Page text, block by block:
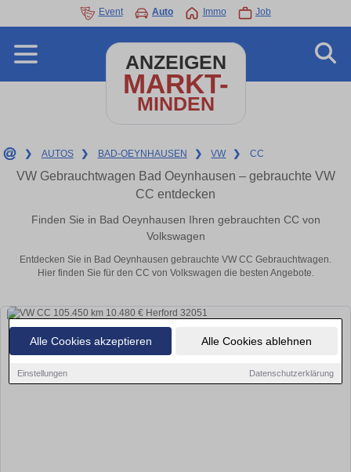
Alle Cookies akzeptieren Alle Cookies ablehnen
Einstellungen Datenschutzerklärung
Event Auto Immo Job
ANZEIGEN
MARKT-
MINDEN
❯ AUTOS ❯ BAD-OEYNHAUSEN ❯ VW ❯ CC
VW Gebrauchtwagen Bad Oeynhausen – gebrauchte VW
CC entdecken
Finden Sie in Bad Oeynhausen Ihren gebrauchten CC von
Volkswagen
Entdecken Sie in Bad Oeynhausen gebrauchte VW CC Gebrauchtwagen.
Hier finden Sie für den CC von Volkswagen die besten Angebote.